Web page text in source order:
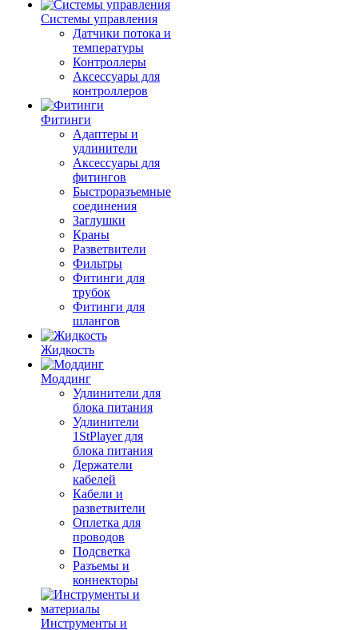
Системы управления
Датчики потока и
температуры
Контроллеры
Аксессуары для
контроллеров
Фитинги
Адаптеры и
удлинители
Аксессуары для
фитингов
Быстроразъемные
соединения
Заглушки
Краны
Разветвители
Фильтры
Фитинги для
трубок
Фитинги для
шлангов
Жидкость
Моддинг
Удлинители для
блока питания
Удлинители
1StPlayer для
блока питания
Держатели
кабелей
Кабели и
разветвители
Оплетка для
проводов
Подсветка
Разъемы и
коннекторы
Инструменты и